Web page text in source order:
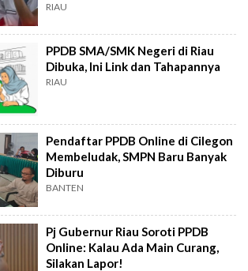
RIAU
PPDB SMA/SMK Negeri di Riau
Dibuka, Ini Link dan Tahapannya
RIAU
Pendaftar PPDB Online di Cilegon
Membeludak, SMPN Baru Banyak
Diburu
BANTEN
Pj Gubernur Riau Soroti PPDB
Online: Kalau Ada Main Curang,
Silakan Lapor!